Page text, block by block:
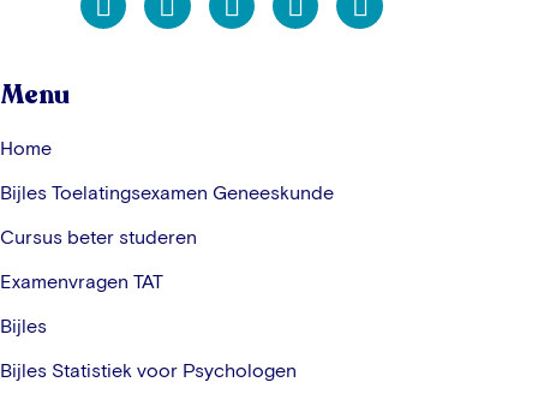
Menu
Home
Bijles Toelatingsexamen Geneeskunde
Cursus beter studeren
Examenvragen TAT
Bijles
Bijles Statistiek voor Psychologen